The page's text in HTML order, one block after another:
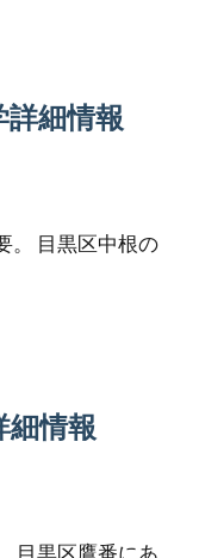
細情報
。 目黒区中根の
細情報
目黒区鷹番にあ